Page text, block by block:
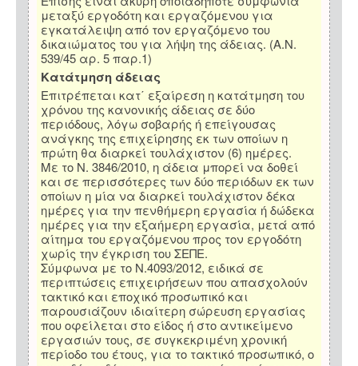
μεταξύ εργοδότη και εργαζόμενου για
εγκατάλειψη από τον εργαζόμενο του
δικαιώματος του για λήψη της άδειας. (Α.Ν.
539/45 αρ. 5 παρ.1)
Κατάτμηση άδειας
Επιτρέπεται κατ΄ εξαίρεση η κατάτμηση του
χρόνου της κανονικής άδειας σε δύο
περιόδους, λόγω σοβαρής ή επείγουσας
ανάγκης της επιχείρησης εκ των οποίων η
πρώτη θα διαρκεί τουλάχιστον (6) ημέρες.
Με το Ν. 3846/2010, η άδεια μπορεί να δοθεί
και σε περισσότερες των δύο περιόδων εκ των
οποίων η μία να διαρκεί τουλάχιστον δέκα
ημέρες για την πενθήμερη εργασία ή δώδεκα
ημέρες για την εξαήμερη εργασία, μετά από
αίτημα του εργαζόμενου προς τον εργοδότη
χωρίς την έγκριση του ΣΕΠΕ.
Σύμφωνα με το Ν.4093/2012, ειδικά σε
περιπτώσεις επιχειρήσεων που απασχολούν
τακτικό και εποχικό προσωπικό και
παρουσιάζουν ιδιαίτερη σώρευση εργασίας
που οφείλεται στο είδος ή στο αντικείμενο
εργασιών τους, σε συγκεκριμένη χρονική
περίοδο του έτους, για το τακτικό προσωπικό, ο